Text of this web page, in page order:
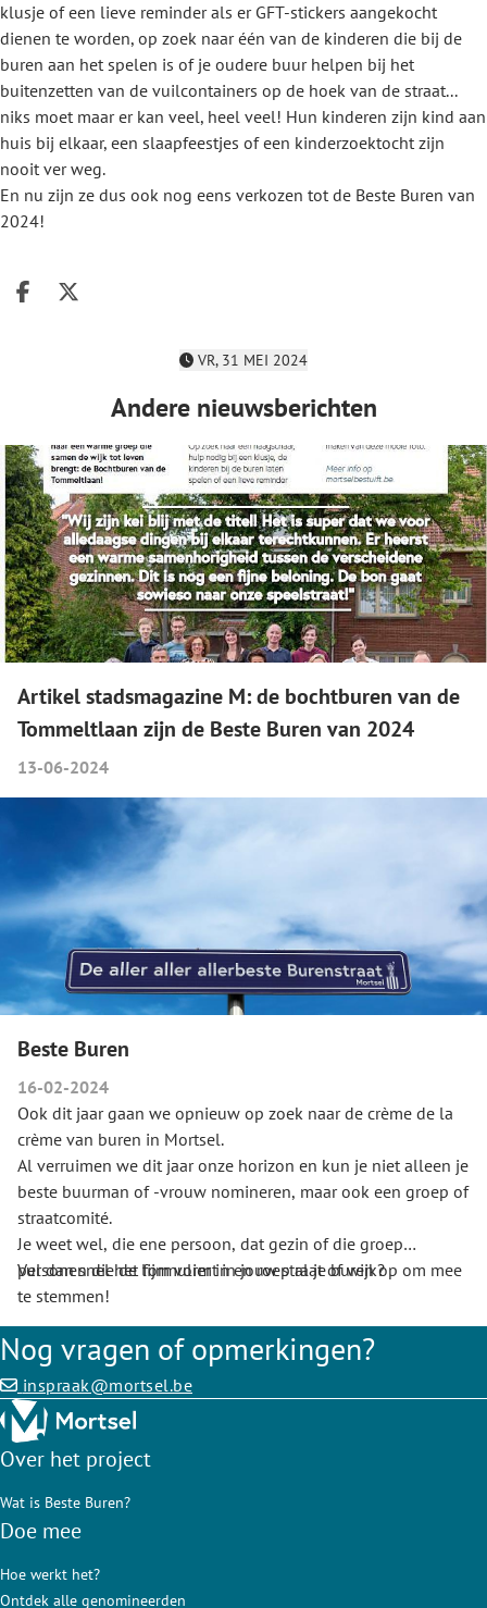
klusje of een lieve reminder als er GFT-stickers aangekocht
dienen te worden, op zoek naar één van de kinderen die bij de
buren aan het spelen is of je oudere buur helpen bij het
buitenzetten van de vuilcontainers op de hoek van de straat...
niks moet maar er kan veel, heel veel! Hun kinderen zijn kind aan
huis bij elkaar, een slaapfeestjes of een kinderzoektocht zijn
nooit ver weg.
En nu zijn ze dus ook nog eens verkozen tot de Beste Buren van
2024!
Deel op facebook
Deel op X
VR, 31 MEI 2024
Andere nieuwsberichten
Artikel stadsmagazine M: de bochtburen van de
Tommeltlaan zijn de Beste Buren van 2024
13-06-2024
Beste Buren
16-02-2024
Ook dit jaar gaan we opnieuw op zoek naar de crème de la
crème van buren in Mortsel.
Al verruimen we dit jaar onze horizon en kun je niet alleen je
beste buurman of -vrouw nomineren, maar ook een groep of
straatcomité.
Je weet wel, die ene persoon, dat gezin of die groep
personen die de lijm vormt in jouw straat of wijk?
Denk je meteen ook aan een bijzondere persoon of
personen in jouw buurt? Of ben je ervan overtuigd dat jouw
straat het tofste straatcomité van Mortsel heeft?
Vul dan snel het formulier in en roep al je buren op om mee
te stemmen!
Nog vragen of opmerkingen?
inspraak@mortsel.be
Over het project
Wat is Beste Buren?
Doe mee
Hoe werkt het?
Ontdek alle genomineerden